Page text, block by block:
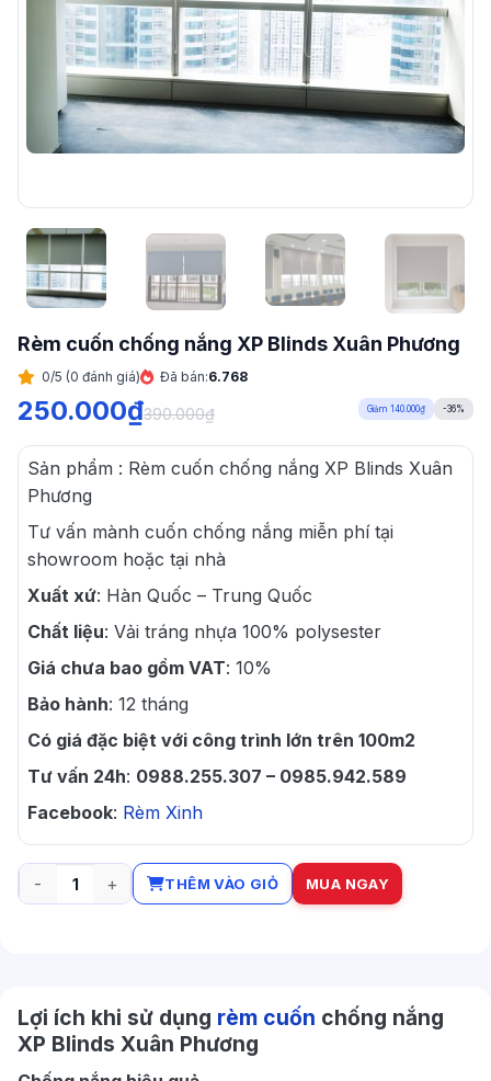
Rèm cuốn chống nắng XP Blinds Xuân Phương
0/5 (0 đánh giá) Đã bán:6.768
250.000₫390.000₫ Giảm 140.000₫ -36%
Sản phẩm : Rèm cuốn chống nắng XP Blinds Xuân
Phương
Tư vấn mành cuốn chống nắng miễn phí tại
showroom hoặc tại nhà
Xuất xứ: Hàn Quốc – Trung Quốc
Chất liệu: Vải tráng nhựa 100% polysester
Giá chưa bao gồm VAT: 10%
Bảo hành: 12 tháng
Có giá đặc biệt với công trình lớn trên 100m2
Tư vấn 24h: 0988.255.307 – 0985.942.589
Facebook: Rèm Xinh
Rèm cuốn chống nắng XP Blinds Xuân Phương số lượng
THÊM VÀO GIỎ MUA NGAY
Lợi ích khi sử dụng rèm cuốn chống nắng
XP Blinds Xuân Phương